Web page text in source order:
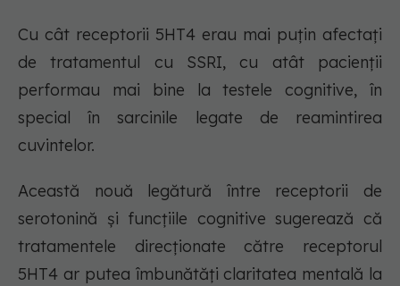
Cu cât receptorii 5HT4 erau mai puțin afectați
de tratamentul cu SSRI, cu atât pacienții
performau mai bine la testele cognitive, în
special în sarcinile legate de reamintirea
cuvintelor.
Această nouă legătură între receptorii de
serotonină și funcțiile cognitive sugerează că
tratamentele direcționate către receptorul
5HT4 ar putea îmbunătăți claritatea mentală la